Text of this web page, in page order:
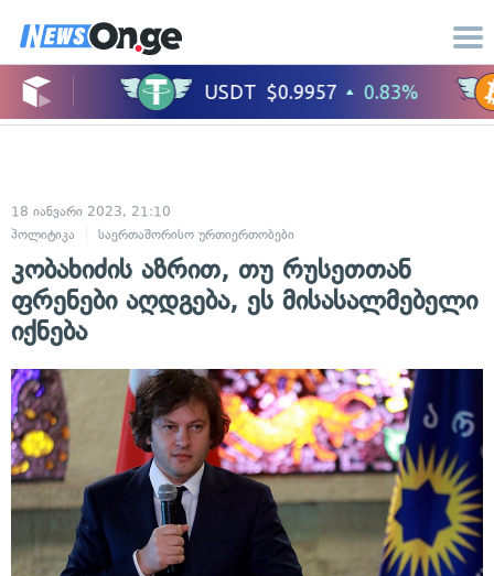
18 იანვარი 2023, 21:10
პოლიტიკა
საერთაშორისო ურთიერთობები
კობახიძის აზრით, თუ რუსეთთან
ფრენები აღდგება, ეს მისასალმებელი
იქნება